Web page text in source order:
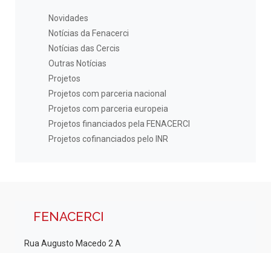
Novidades
Notícias da Fenacerci
Notícias das Cercis
Outras Notícias
Projetos
Projetos com parceria nacional
Projetos com parceria europeia
Projetos financiados pela FENACERCI
Projetos cofinanciados pelo INR
FENACERCI
Rua Augusto Macedo 2 A